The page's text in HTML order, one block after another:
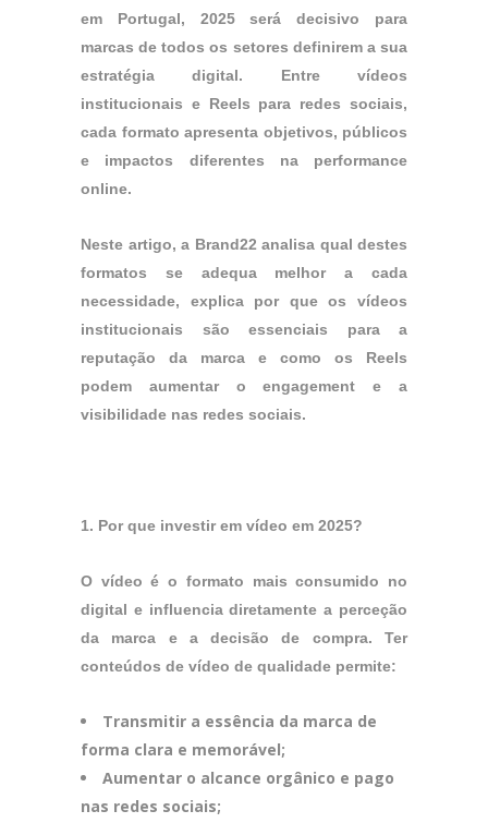
em Portugal, 2025 será decisivo para
marcas de todos os setores definirem a sua
estratégia digital. Entre vídeos
institucionais e Reels para redes sociais,
cada formato apresenta objetivos, públicos
e impactos diferentes na performance
online.
Neste artigo, a Brand22 analisa qual destes
formatos se adequa melhor a cada
necessidade, explica por que os vídeos
institucionais são essenciais para a
reputação da marca e como os Reels
podem aumentar o engagement e a
visibilidade nas redes sociais.
1. Por que investir em vídeo em 2025?
O vídeo é o formato mais consumido no
digital e influencia diretamente a perceção
da marca e a decisão de compra. Ter
conteúdos de vídeo de qualidade permite:
Transmitir a essência da marca de
forma clara e memorável;
Aumentar o alcance orgânico e pago
nas redes sociais;